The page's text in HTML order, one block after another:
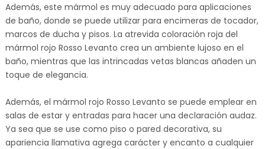
Además, este mármol es muy adecuado para aplicaciones
de baño, donde se puede utilizar para encimeras de tocador,
marcos de ducha y pisos. La atrevida coloración roja del
mármol rojo Rosso Levanto crea un ambiente lujoso en el
baño, mientras que las intrincadas vetas blancas añaden un
toque de elegancia.
Además, el mármol rojo Rosso Levanto se puede emplear en
salas de estar y entradas para hacer una declaración audaz.
Ya sea que se use como piso o pared decorativa, su
apariencia llamativa agrega carácter y encanto a cualquier